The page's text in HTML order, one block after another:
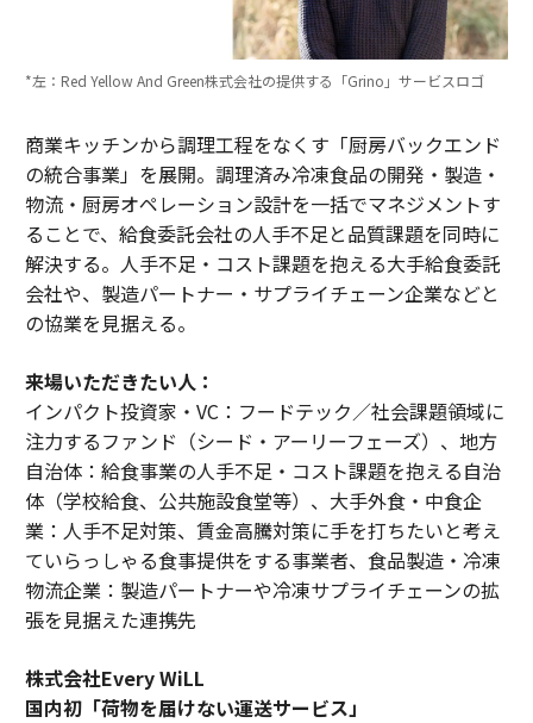
*左：Red Yellow And Green株式会社の提供する「Grino」サービスロゴ
商業キッチンから調理工程をなくす「厨房バックエンド
の統合事業」を展開。調理済み冷凍食品の開発・製造・
物流・厨房オペレーション設計を一括でマネジメントす
ることで、給食委託会社の人手不足と品質課題を同時に
解決する。人手不足・コスト課題を抱える大手給食委託
会社や、製造パートナー・サプライチェーン企業などと
の協業を見据える。
来場いただきたい人：
インパクト投資家・VC：フードテック／社会課題領域に
注力するファンド（シード・アーリーフェーズ）、地方
自治体：給食事業の人手不足・コスト課題を抱える自治
体（学校給食、公共施設食堂等）、大手外食・中食企
業：人手不足対策、賃金高騰対策に手を打ちたいと考え
ていらっしゃる食事提供をする事業者、食品製造・冷凍
物流企業：製造パートナーや冷凍サプライチェーンの拡
張を見据えた連携先
株式会社Every WiLL
国内初「荷物を届けない運送サービス」